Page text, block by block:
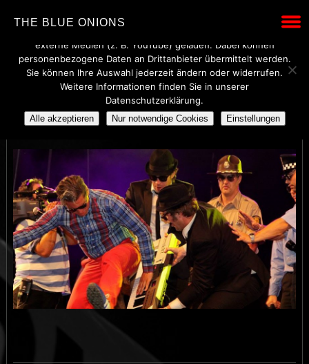
THE BLUE ONIONS
Wir verwenden technisch notwendige Cookies, um den Betrieb
dieser Website sicherzustellen. Mit Ihrer Einwilligung werden
externe Medien (z. B. YouTube) geladen. Dabei können
personenbezogene Daten an Drittanbieter übermittelt werden.
Sie können Ihre Auswahl jederzeit ändern oder widerrufen.
Weitere Informationen finden Sie in unserer
Datenschutzerklärung.
Alle akzeptieren Nur notwendige Cookies Einstellungen